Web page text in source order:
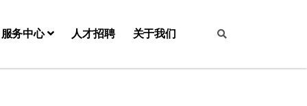
服务中心 人才招聘 关于我们